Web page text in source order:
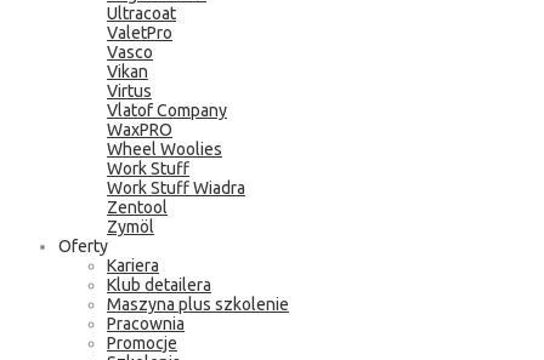
Ultracoat
ValetPro
Vasco
Vikan
Virtus
Vlatof Company
WaxPRO
Wheel Woolies
Work Stuff
Work Stuff Wiadra
Zentool
Zymöl
Oferty
Kariera
Klub detailera
Maszyna plus szkolenie
Pracownia
Promocje